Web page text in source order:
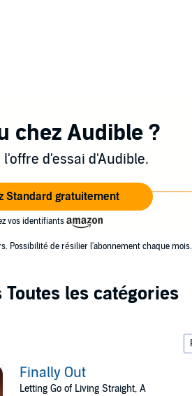
chez Audible ?
l'offre d'essai d'Audible.
Standard gratuitement
vos identifiants
Possibilité de résilier l'abonnement chaque mois.
Toutes les catégories
Finally Out
Letting Go of Living Straight, A